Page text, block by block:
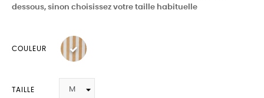
dessous, sinon choisissez votre taille habituelle
COULEUR
TAILLE